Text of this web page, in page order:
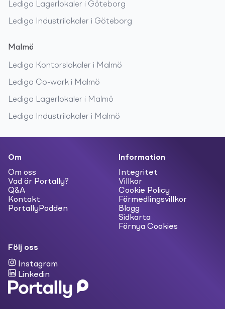
Lediga Lagerlokaler i Göteborg
Lediga Industrilokaler i Göteborg
Malmö
Lediga Kontorslokaler i Malmö
Lediga Co-work i Malmö
Lediga Lagerlokaler i Malmö
Lediga Industrilokaler i Malmö
Om
Om oss
Vad är Portally?
Q&A
Kontakt
PortallyPodden
Information
Integritet
Villkor
Cookie Policy
Förmedlingsvillkor
Blogg
Sidkarta
Förnya Cookies
Följ oss
Instagram
Linkedin